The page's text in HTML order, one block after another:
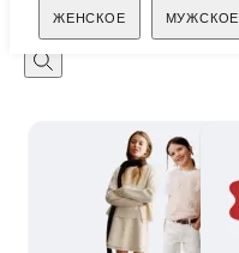
ЖЕНСКОЕ МУЖСКОЕ
Поиск